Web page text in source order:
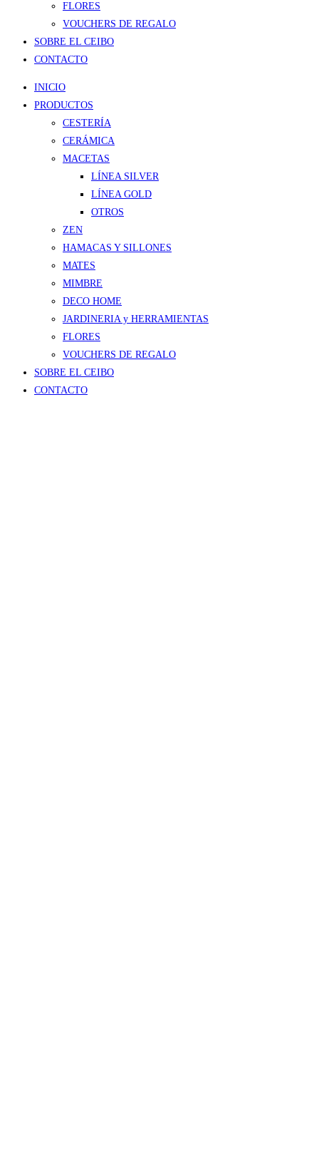
FLORES
VOUCHERS DE REGALO
SOBRE EL CEIBO
CONTACTO
INICIO
PRODUCTOS
CESTERÍA
CERÁMICA
MACETAS
LÍNEA SILVER
LÍNEA GOLD
OTROS
ZEN
HAMACAS Y SILLONES
MATES
MIMBRE
DECO HOME
JARDINERIA y HERRAMIENTAS
FLORES
VOUCHERS DE REGALO
SOBRE EL CEIBO
CONTACTO